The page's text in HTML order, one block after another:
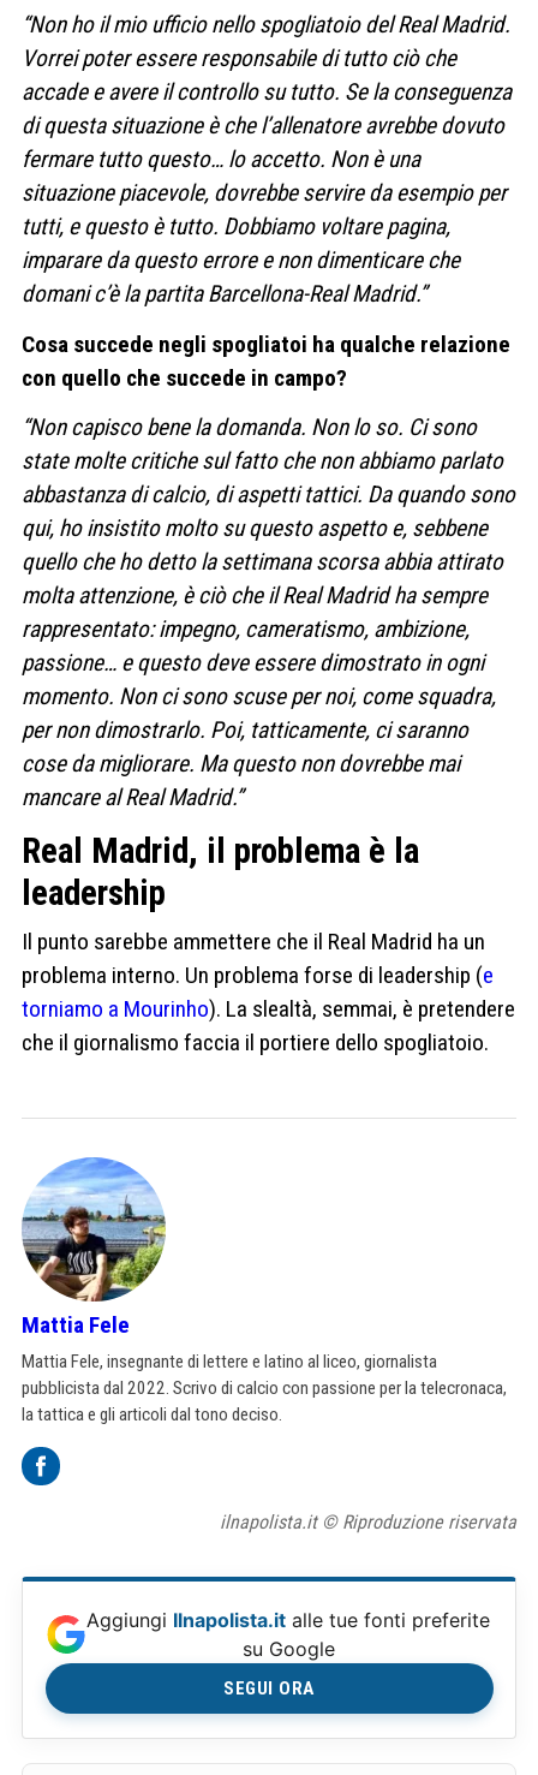
“Non ho il mio ufficio nello spogliatoio del Real Madrid.
Vorrei poter essere responsabile di tutto ciò che
accade e avere il controllo su tutto. Se la conseguenza
di questa situazione è che l’allenatore avrebbe dovuto
fermare tutto questo… lo accetto. Non è una
situazione piacevole, dovrebbe servire da esempio per
tutti, e questo è tutto. Dobbiamo voltare pagina,
imparare da questo errore e non dimenticare che
domani c’è la partita Barcellona-Real Madrid.”
Cosa succede negli spogliatoi ha qualche relazione
con quello che succede in campo?
“Non capisco bene la domanda. Non lo so. Ci sono
state molte critiche sul fatto che non abbiamo parlato
abbastanza di calcio, di aspetti tattici. Da quando sono
qui, ho insistito molto su questo aspetto e, sebbene
quello che ho detto la settimana scorsa abbia attirato
molta attenzione, è ciò che il Real Madrid ha sempre
rappresentato: impegno, cameratismo, ambizione,
passione… e questo deve essere dimostrato in ogni
momento. Non ci sono scuse per noi, come squadra,
per non dimostrarlo. Poi, tatticamente, ci saranno
cose da migliorare. Ma questo non dovrebbe mai
mancare al Real Madrid.”
Real Madrid, il problema è la
leadership
Il punto sarebbe ammettere che il Real Madrid ha un
problema interno. Un problema forse di leadership (e
torniamo a Mourinho). La slealtà, semmai, è pretendere
che il giornalismo faccia il portiere dello spogliatoio.
Mattia Fele
Mattia Fele, insegnante di lettere e latino al liceo, giornalista
pubblicista dal 2022. Scrivo di calcio con passione per la telecronaca,
la tattica e gli articoli dal tono deciso.
ilnapolista.it © Riproduzione riservata
Aggiungi Ilnapolista.it alle tue fonti preferite
su Google
SEGUI ORA